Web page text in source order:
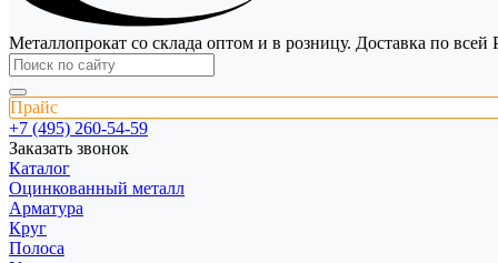
Металлопрокат со склада оптом и в розницу. Доставка по всей
Прайс
+7 (495) 260-54-59
Заказать звонок
Каталог
Оцинкованный металл
Арматура
Круг
Полоса